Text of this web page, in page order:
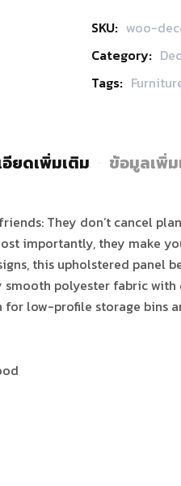
SKU: woo-
Category:
Tags:
อียดเพิ่มเติม ข้อมูลเพิ่
They don’t cancel
importantly, they make
this upholstered panel
smooth polyester fabric
low-profile storage bins